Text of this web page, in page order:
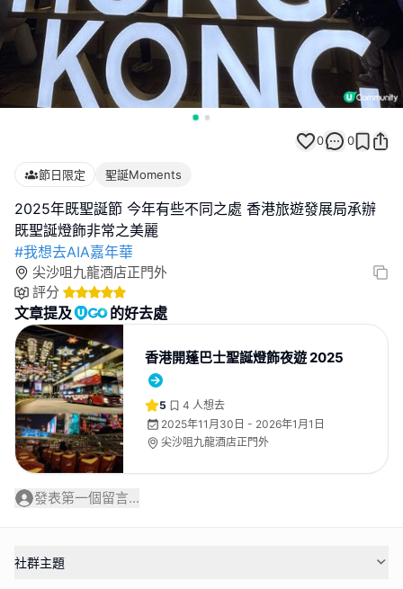
0 0
節日限定 聖誕Moments
2025年既聖誕節 今年有些不同之處 香港旅遊發展局承辦
#我想去AIA嘉年華
尖沙咀九龍酒店正門外
評分
文章提及 的好去處
香港開蓬巴士聖誕燈飾夜遊 2025
5 4 人想去
2025年11月30日 - 2026年1月1日
尖沙咀九龍酒店正門外
發表第一個留言...
社群主題